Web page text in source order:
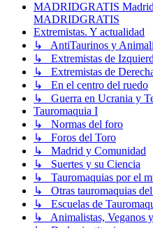
MADRIDGRATIS
MADRIDGRATIS
Extremistas. Y actualidad
↳ AntiTaurinos y
↳ Extremistas de
↳ Extremistas de
↳ En el centro del ruedo
↳ Guerra en Ucrania y
Tauromaquia I
↳ Normas del foro
↳ Foros del Toro
↳ Madrid y Comunidad
↳ Suertes y su Ciencia
↳ Tauromaquias por el
↳ Otras tauromaquias
↳ Escuelas de
↳ Animalistas, Veganos